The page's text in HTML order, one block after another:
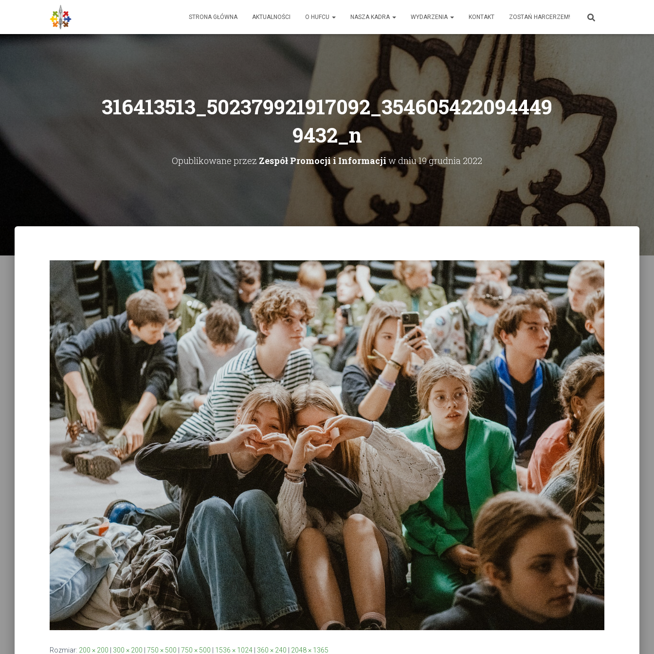
STRONA GŁÓWNA AKTUALNOŚCI O HUFCU NASZA KADRA WYDARZENIA KONTAKT ZOSTAŃ HARCERZEM!
316413513_502379921917092_354605422094449
9432_n
Opublikowane przez Zespół Promocji i Informacji w dniu19 grudnia 2022
Rozmiar: 200 × 200 300 × 200 750 × 500 750 × 500 1536 × 1024 360 × 240 2048 × 1365